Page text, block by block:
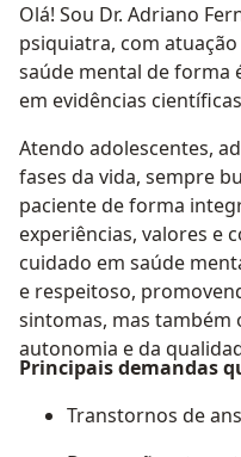
Olá! Sou Dr. Adriano
psiquiatra, com
saúde mental de forma
em evidências
Atendo adolescentes,
fases da vida, sempre
paciente de forma
experiências, valores e
cuidado em saúde
e respeitoso,
sintomas, mas
autonomia e da
Principais demandas
Transtornos de